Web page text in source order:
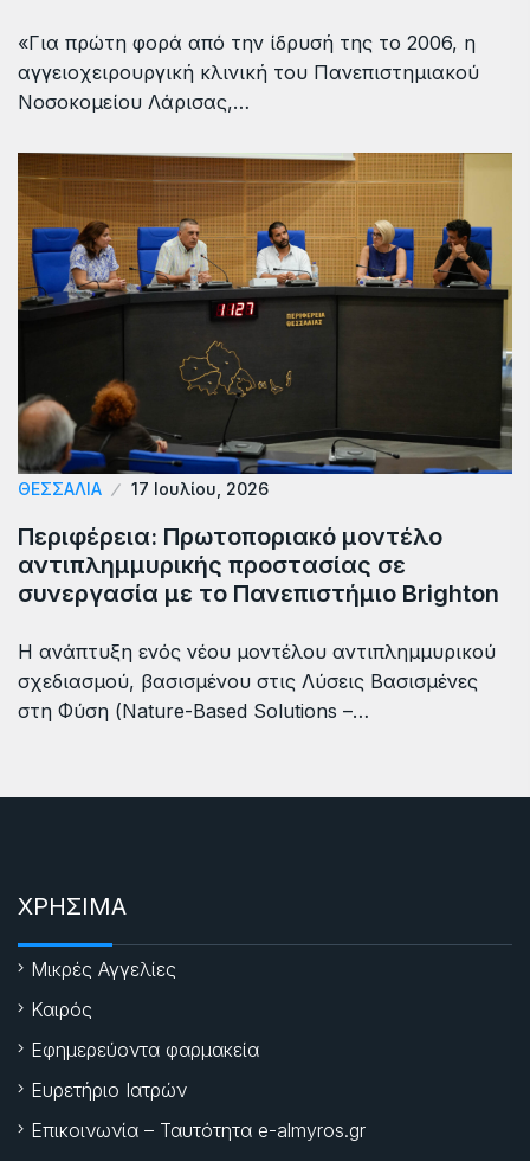
«Για πρώτη φορά από την ίδρυσή της το 2006, η
αγγειοχειρουργική κλινική του Πανεπιστημιακού
Νοσοκομείου Λάρισας,…
ΘΕΣΣΑΛΙΑ 17 Ιουλίου, 2026
Περιφέρεια: Πρωτοποριακό μοντέλο
αντιπλημμυρικής προστασίας σε
συνεργασία με το Πανεπιστήμιο Brighton
Η ανάπτυξη ενός νέου μοντέλου αντιπλημμυρικού
σχεδιασμού, βασισμένου στις Λύσεις Βασισμένες
στη Φύση (Nature-Based Solutions –…
ΧΡΗΣΙΜΑ
Μικρές Αγγελίες
Καιρός
Εφημερεύοντα φαρμακεία
Ευρετήριο Ιατρών
Επικοινωνία – Ταυτότητα e-almyros.gr